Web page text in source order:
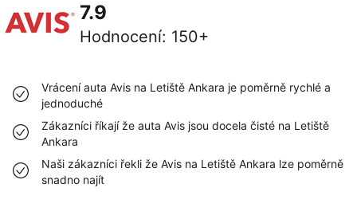
7.9
Hodnocení: 150+
Vrácení auta Avis na Letiště Ankara je poměrně rychlé a
jednoduché
Zákazníci říkají že auta Avis jsou docela čisté na Letiště
Ankara
Naši zákazníci řekli že Avis na Letiště Ankara lze poměrně
snadno najít